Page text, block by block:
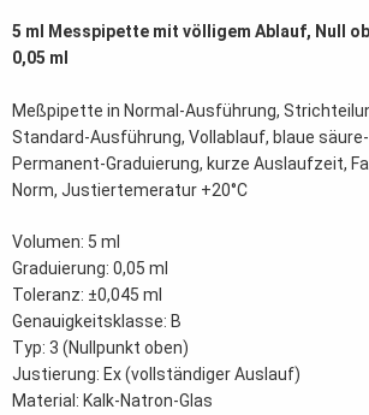
5 ml Messpipette mit völligem Ablauf, Null
0,05 ml
Meßpipette in Normal-Ausführung,
Standard-Ausführung, Vollablauf, blaue
Permanent-Graduierung, kurze Auslaufzeit,
Norm, Justiertemeratur +20°C
Volumen: 5 ml
Graduierung: 0,05 ml
Toleranz: ±0,045 ml
Genauigkeitsklasse: B
Typ: 3 (Nullpunkt oben)
Justierung: Ex (vollständiger Auslauf)
Material: Kalk-Natron-Glas